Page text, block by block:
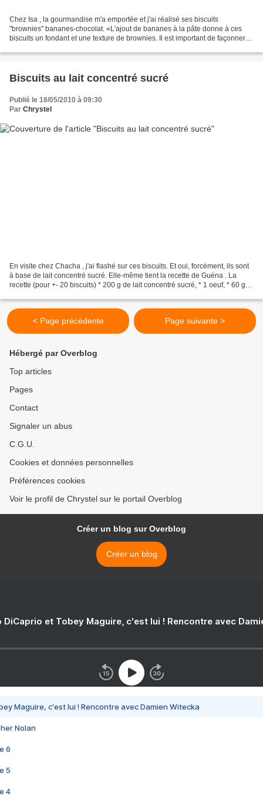
Chez Isa , la gourmandise m'a emportée et j'ai réalisé ses biscuits
"brownies" bananes-chocolat. «L'ajout de bananes à la pâte donne à ces
biscuits un fondant et une texture de brownies. Il est important de façonner
Biscuits au lait concentré sucré
Publié le 18/05/2010 à 09:30
Par Chrystel
En visite chez Chacha , j'ai flashé sur ces biscuits. Et oui, forcément, ils sont
à base de lait concentré sucré. Elle-même tient la recette de Guéna . La
recette (pour +- 20 biscuits) * 200 g de lait concentré sucré, * 1 oeuf, * 60 g
< Page précédente Page suivante >
Hébergé par Overblog
Top articles
Pages
Contact
Signaler un abus
C.G.U.
Cookies et données personnelles
Préférences cookies
Voir le profil de Chrystel sur le portail Overblog
Créer un blog sur Overblog
Créer un blog
DiCaprio et Tobey Maguire, c'est lui ! Rencontre avec
Maguire, c'est lui ! Rencontre avec Damien Witecka
Nolan
6
5
4